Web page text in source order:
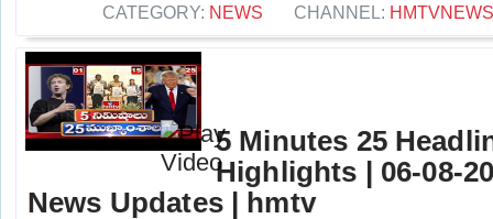
CATEGORY: NEWS CHANNEL: HMTVNEWS
5 Minutes 25
Highlights | 06-08-
News Updates | hmtv